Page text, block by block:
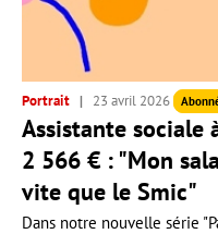
Portrait 23 avril 2026
Assistante sociale
2 566 € : "Mon
vite que le Smic"
Dans notre nouvelle série